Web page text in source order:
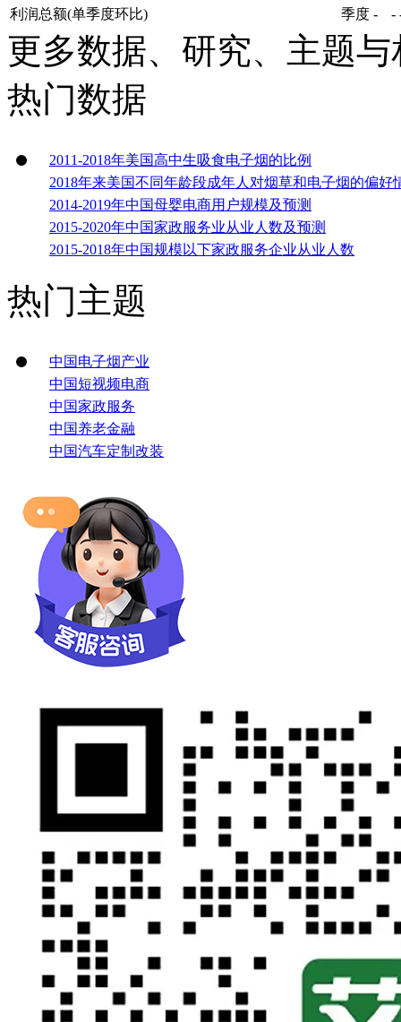
利润总额(单季度环比)
季度 - -
更多数据、研究、主题
热门数据
2011-2018年美国高中生吸食电子烟的比例
2018年来美国不同年龄段成年人对烟草和电子烟的偏好
2014-2019年中国母婴电商用户规模及预测
2015-2020年中国家政服务业从业人数及预测
2015-2018年中国规模以下家政服务企业从业人数
热门主题
中国电子烟产业
中国短视频电商
中国家政服务
中国养老金融
中国汽车定制改装